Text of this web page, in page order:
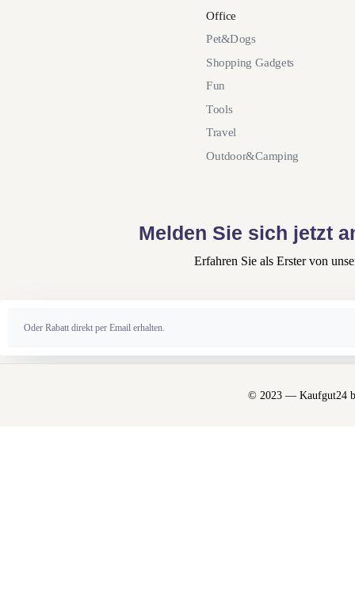
Office
Pet&Dogs
Shopping Gadgets
Fun
Tools
Travel
Outdoor&Camping
Melden Sie sich jetzt
Erfahren Sie als Erster von
© 2023 — Kaufgut24